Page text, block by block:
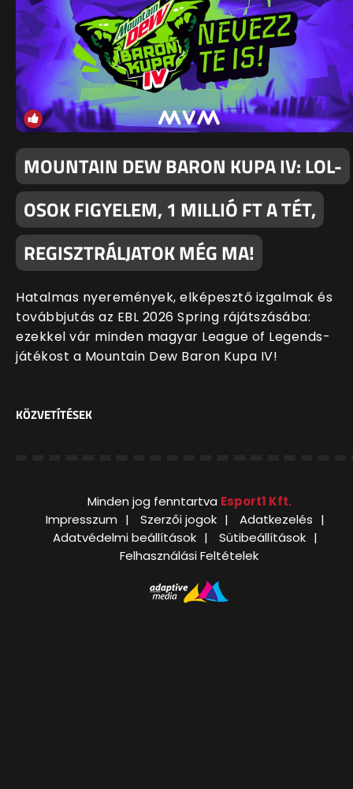
MOUNTAIN DEW BARON KUPA IV: LOL-
OSOK FIGYELEM, 1 MILLIÓ FT A TÉT,
REGISZTRÁLJATOK MÉG MA!
Hatalmas nyeremények, elképesztő izgalmak és
továbbjutás az EBL 2026 Spring rájátszásába:
ezekkel vár minden magyar League of Legends-
játékost a Mountain Dew Baron Kupa IV!
KÖZVETÍTÉSEK
Minden jog fenntartva Esport1 Kft.
Impresszum
Szerzői jogok
Adatkezelés
Adatvédelmi beállítások
Sütibeállítások
Felhasználási Feltételek